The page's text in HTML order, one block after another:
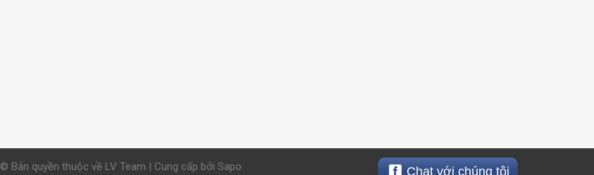
© Bản quyền thuộc về LV Team | Cung cấp bởi Sapo Chat với chúng tôi